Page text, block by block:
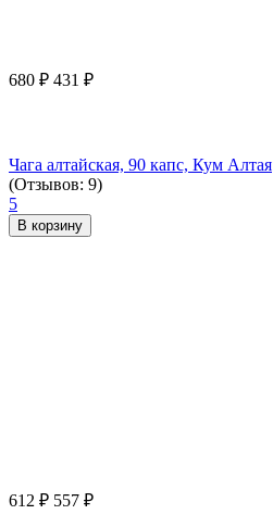
680 ₽ 431 ₽
Чага алтайская, 90 капс, Кум Алтая
(Отзывов: 9)
5
В корзину
612 ₽ 557 ₽